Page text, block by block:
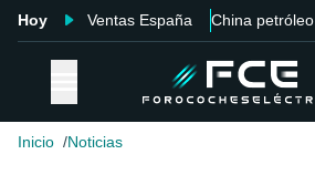
Hoy Ventas España China petróleo
Inicio Noticias